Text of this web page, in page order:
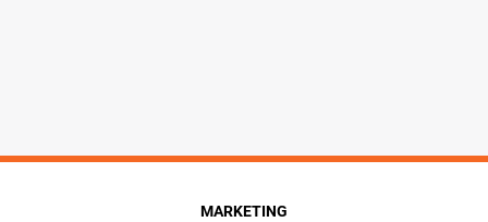
MARKETING